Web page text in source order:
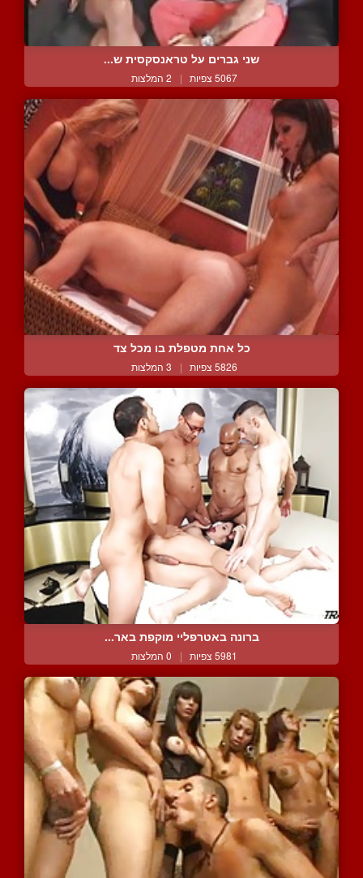
שני גברים על טראנסקסית ש...
5067 צפיות | 2 המלצות
כל אחת מטפלת בו מכל צד
5826 צפיות | 3 המלצות
ברונה באטרפליי מוקפת באר...
5981 צפיות | 0 המלצות